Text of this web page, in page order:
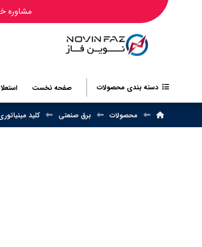
مشاوره خرید:
دسته بندی محصولات صفحه نخست
محصولات برق صنعتی کلید